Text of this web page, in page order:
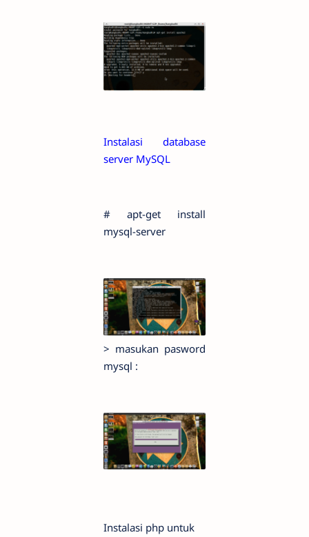
Instalasi database
server MySQL
# apt-get install
mysql-server
> masukan pasword
mysql :
Instalasi php untuk